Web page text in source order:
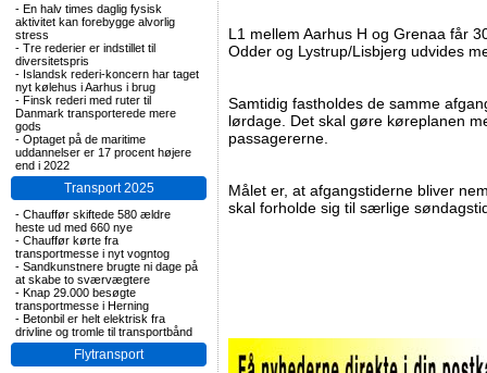
- En halv times daglig fysisk
aktivitet kan forebygge alvorlig
stress
- Tre rederier er indstillet til
diversitetspris
- Islandsk rederi-koncern har taget
nyt kølehus i Aarhus i brug
- Finsk rederi med ruter til
Danmark transporterede mere
gods
- Optaget på de maritime
uddannelser er 17 procent højere
end i 2022
Transport 2025
- Chauffør skiftede 580 ældre
heste ud med 660 nye
- Chauffør kørte fra
transportmesse i nyt vogntog
- Sandkunstnere brugte ni dage på
at skabe to sværvægtere
- Knap 29.000 besøgte
transportmesse i Herning
- Betonbil er helt elektrisk fra
drivline og tromle til transportbånd
Flytransport
L1 mellem Aarhus H og Grenaa får
Odder og Lystrup/Lisbjerg udvides
Samtidig fastholdes de samme
lørdage. Det skal gøre køreplanen
passagererne.
Målet er, at afgangstiderne bliver
skal forholde sig til særlige